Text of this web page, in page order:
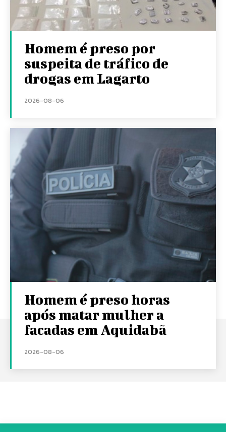
Homem é preso por
suspeita de tráfico de
drogas em Lagarto
2026-08-06
Homem é preso horas
após matar mulher a
facadas em Aquidabã
2026-08-06